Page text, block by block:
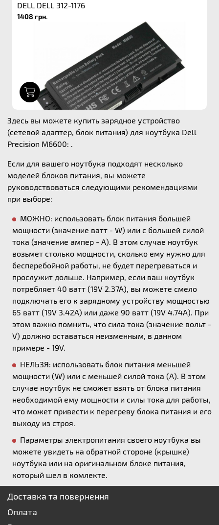
DELL DELL 312-1176
1408 грн.
Здесь вы можете купить зарядное устройство
(сетевой адаптер, блок питания) для ноутбука Dell
Precision M6600: .
Если для вашего ноутбука подходят несколько
моделей блоков питания, вы можете
руководствоваться следующими рекомендациями
при выборе:
МОЖНО: использовать блок питания большей
мощности (значение ватт - W) или с большей силой
тока (значение ампер - А). В этом случае ноутбук
возьмет столько мощности, сколько ему нужно для
бесперебойной работы, не будет перегреваться и
прослужит дольше. Например, если ваш ноутбук
потребляет 40 ватт (19V 2.37A), вы можете смело
подключать его к зарядному устройству мощностью
65 ватт (19V 3.42A) или даже 90 ватт (19V 4.74A). При
этом важно помнить, что сила тока (значение вольт -
V) должно оставаться неизменным, в данном
примере - 19V.
НЕЛЬЗЯ: использовать блок питания меньшей
мощности (W) или с меньшей силой тока (А). В этом
случае ноутбук не сможет взять от блока питания
необходимой ему мощности и силы тока для работы,
что может привести к перегреву блока питания и его
выходу из строя.
Параметры электропитания своего ноутбука вы
можете увидеть на обратной стороне (крышке)
ноутбука или на оригинальном блоке питания,
который шел в комлекте.
Доставка та повернення
Оплата